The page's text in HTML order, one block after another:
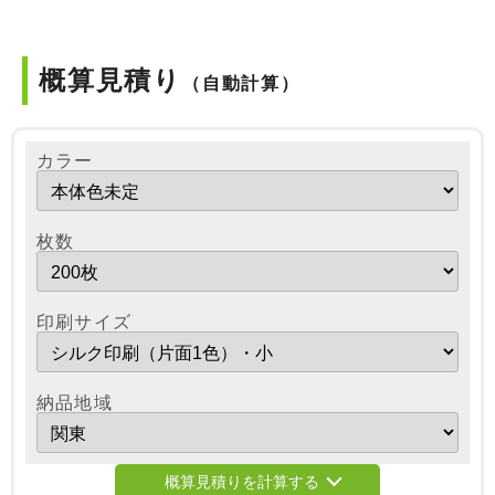
概算見積り （自動計算）
カラー
枚数
印刷サイズ
納品地域
概算見積りを計算する